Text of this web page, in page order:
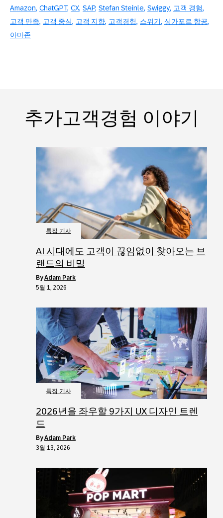
Amazon ChatGPT CX SAP Stefan Steinle Swiggy 고객 경험
고객 만족
고객 중심 고객 지향 고객경험 스위기
싱가포르 항공
아마존
추가고객경험 이야기
특집 기사
AI 시대에도 고객이 끊임없이 찾아오는 브
랜드의 비밀
byAdam Park
5월 1, 2026
특집 기사
2026년을 좌우할 9가지 UX 디자인 트렌
드
byAdam Park
3월 13, 2026